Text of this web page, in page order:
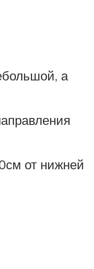
а
от нижней